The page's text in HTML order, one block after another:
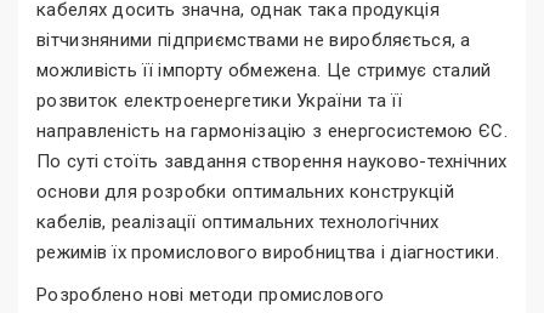
кабелях досить значна, однак така продукція
вітчизняними підприємствами не виробляється, а
можливість її імпорту обмежена. Це стримує сталий
розвиток електроенергетики України та її
направленість на гармонізацію з енергосистемою ЄС.
По суті стоїть завдання створення науково-технічних
основи для розробки оптимальних конструкцій
кабелів, реалізації оптимальних технологічних
режимів їх промислового виробництва і діагностики.
Розроблено нові методи промислового